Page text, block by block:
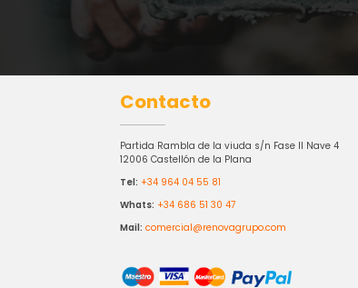
Contacto
Partida Rambla de la viuda s/n Fase II Nave 4
12006 Castellón de la Plana
Tel: +34 964 04 55 81
Whats: +34 686 51 30 47
Mail: comercial@renovagrupo.com